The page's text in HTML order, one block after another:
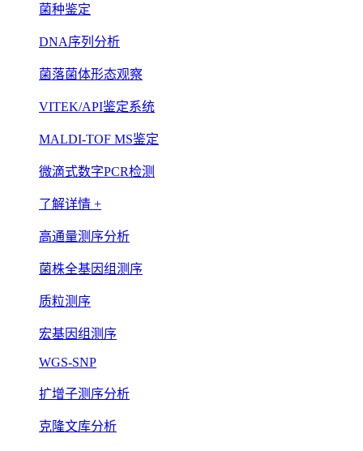
菌种鉴定
DNA序列分析
菌落菌体形态观察
VITEK/API鉴定系统
MALDI-TOF MS鉴定
微滴式数字PCR检测
了解详情 +
高通量测序分析
菌株全基因组测序
质粒测序
宏基因组测序
WGS-SNP
扩增子测序分析
克隆文库分析